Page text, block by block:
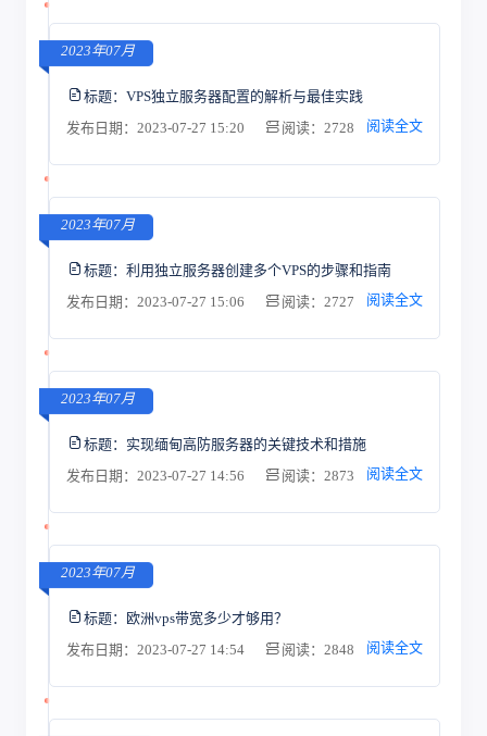
2023年07月
标题： VPS独立服务器配置的解析与最佳实践
发布日期：2023-07-27 15:20
阅读：2728 阅读全文
2023年07月
标题： 利用独立服务器创建多个VPS的步骤和指南
发布日期：2023-07-27 15:06
阅读：2727 阅读全文
2023年07月
标题： 实现缅甸高防服务器的关键技术和措施
发布日期：2023-07-27 14:56
阅读：2873 阅读全文
2023年07月
标题： 欧洲vps带宽多少才够用？
发布日期：2023-07-27 14:54
阅读：2848 阅读全文